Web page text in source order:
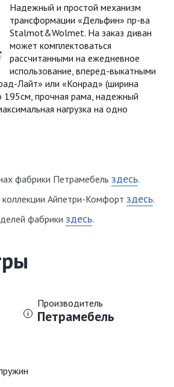
Надежный и простой механизм
трансформации «Дельфин» пр-ва
Stalmot&Wolmet. На заказ диван
может комплектоваться
рассчитанными на ежедневное
использование, вперед-выкатными
Лайт» или «Конрад» (ширина
195см, прочная рама, надежный
нагрузка на одно
фабрики Петрамебельздесь.
Айпетри-Комфортздесь.
фабрикиздесь.
Производитель
Петрамебель